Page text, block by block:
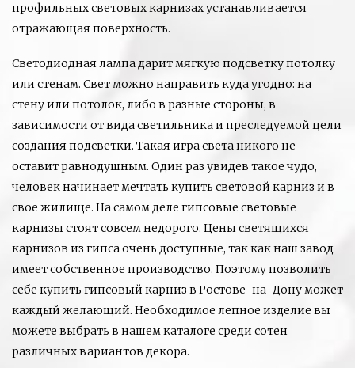
профильных световых карнизах устанавливается
отражающая поверхность.
Светодиодная лампа дарит мягкую подсветку потолку
или стенам. Свет можно направить куда угодно: на
стену или потолок, либо в разные стороны, в
зависимости от вида светильника и преследуемой цели
создания подсветки. Такая игра света никого не
оставит равнодушным. Один раз увидев такое чудо,
человек начинает мечтать купить световой карниз и в
свое жилище. На самом деле гипсовые световые
карнизы стоят совсем недорого. Цены светящихся
карнизов из гипса очень доступные, так как наш завод
имеет собственное производство. Поэтому позволить
себе купить гипсовый карниз в Ростове-на-Дону может
каждый желающий. Необходимое лепное изделие вы
можете выбрать в нашем каталоге среди сотен
различных вариантов декора.